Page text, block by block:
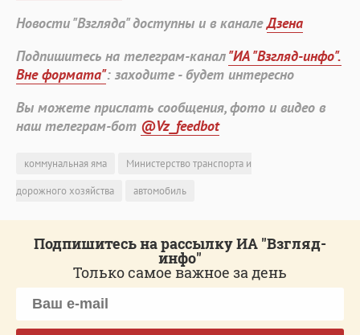
Новости "Взгляда" доступны и в каналеДзена
Подпишитесь на телеграм-канал"ИА "Взгляд-инфо".
Вне формата": заходите - будет интересно
Вы можете прислать сообщения, фото и видео в
наш телеграм-бот @Vz_feedbot
коммунальная яма
Министерство транспорта и
дорожного хозяйства
автомобиль
Подпишитесь на рассылку ИА "Взгляд-
инфо"
Только самое важное за день